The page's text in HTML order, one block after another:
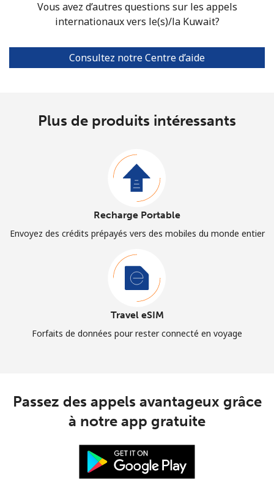
Vous avez d’autres questions sur les appels
internationaux vers le(s)/la Kuwait?
Consultez notre Centre d’aide
Plus de produits intéressants
Recharge Portable
Envoyez des crédits prépayés vers des mobiles du monde entier
Travel eSIM
Forfaits de données pour rester connecté en voyage
Passez des appels avantageux grâce
à notre app gratuite